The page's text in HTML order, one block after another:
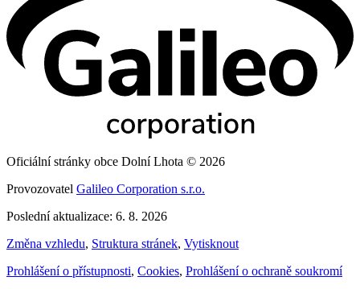
Oficiální stránky obce Dolní Lhota © 2026
Provozovatel Galileo Corporation s.r.o.
Poslední aktualizace: 6. 8. 2026
Změna vzhledu, Struktura stránek, Vytisknout
Prohlášení o přístupnosti, Cookies, Prohlášení o ochraně soukromí